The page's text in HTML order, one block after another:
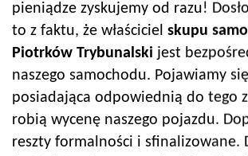
pieniądze zyskujemy od razu!
to z faktu, że właściciel skupu
Piotrków Trybunalski jest
naszego samochodu. Pojawiamy
posiadająca odpowiednią do tego
robią wycenę naszego pojazdu.
reszty formalności i sfinalizowane.